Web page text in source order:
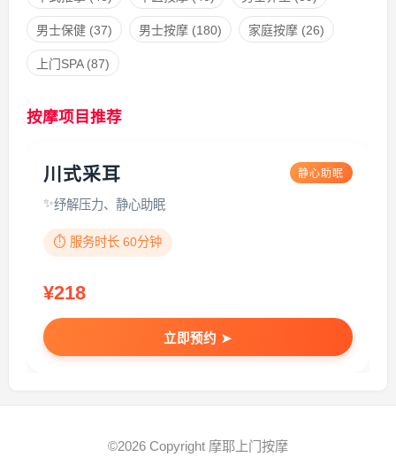
男士保健(37) 男士按摩(180) 家庭按摩(26)
上门SPA(87)
按摩项目推荐
川式采耳 静心助眠
纾解压力、静心助眠
⏱️ 服务时长 60分钟
¥218
立即预约 ➤
©2026 Copyright 摩耶上门按摩